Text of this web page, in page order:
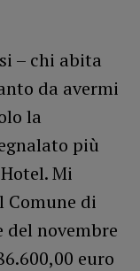
– chi abita
da avermi
la
più
Mi
Comune di
del novembre
euro